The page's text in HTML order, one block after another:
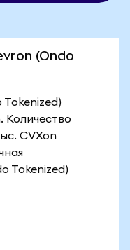
(Ondo
Количество
CVXon
Tokenized)